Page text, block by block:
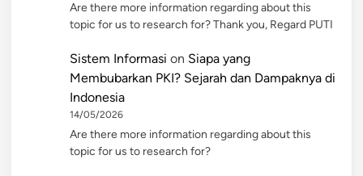
Are there more information regarding about this
topic for us to research for? Thank you, Regard PUTI
Sistem Informasi on Siapa yang
Membubarkan PKI? Sejarah dan Dampaknya di
Indonesia
14/05/2026
Are there more information regarding about this
topic for us to research for?